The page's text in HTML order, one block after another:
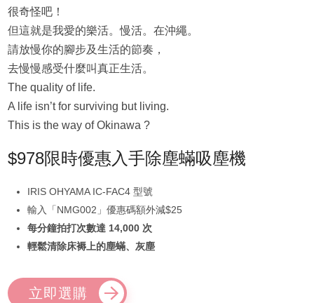
很奇怪吧！
但這就是我愛的樂活。慢活。在沖繩。
請放慢你的腳步及生活的節奏，
去慢慢感受什麼叫真正生活。
The quality of life.
A life isn’t for surviving but living.
This is the way of Okinawa ?
$978限時優惠入手除塵蟎吸塵機
IRIS OHYAMA IC-FAC4 型號
輸入「NMG002」優惠碼額外減$25
每分鐘拍打次數達 14,000 次
輕鬆清除床褥上的塵蟎、灰塵
立即選購